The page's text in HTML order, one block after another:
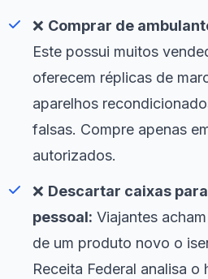
❌ Comprar de
Este possui muitos
oferecem réplicas de
aparelhos
falsas. Compre apenas
autorizados.
❌ Descartar caixas
pessoal: Viajantes
de um produto novo o
Receita Federal analisa